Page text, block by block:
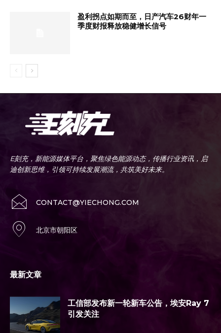
盈利拐点如期而至，日产汽车26财年一
季度财报释放稳健增长信号
E刻充，新能源媒体平台，聚焦绿色能源动态，传播行业资讯，启
迪创新思维，引领可持续发展潮流，共筑美好未来。
CONTACT@YIECHONG.COM
北京市朝阳区
最新文章
工信部发布新一轮新车公告，埃安Ray 7
引发关注